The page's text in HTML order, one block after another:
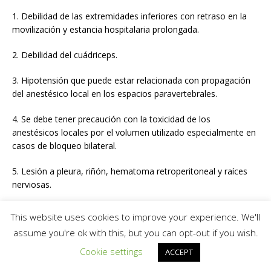
1. Debilidad de las extremidades inferiores con retraso en la
movilización y estancia hospitalaria prolongada.
2. Debilidad del cuádriceps.
3. Hipotensión que puede estar relacionada con propagación
del anestésico local en los espacios paravertebrales.
4. Se debe tener precaución con la toxicidad de los
anestésicos locales por el volumen utilizado especialmente en
casos de bloqueo bilateral.
5. Lesión a pleura, riñón, hematoma retroperitoneal y raíces
nerviosas.
En el año 2016, Forero describe el bloqueo del plano erec- tor
de la espina (ESP) para el tratamiento del dolor neuropático
This website uses cookies to improve your experience. We'll
assume you're ok with this, but you can opt-out if you wish.
Cookie settings
ACCEPT